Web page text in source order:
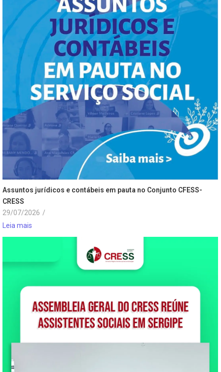
Assuntos jurídicos e contábeis em pauta no Conjunto CFESS-
CRESS
29/07/2026 /
Leia mais